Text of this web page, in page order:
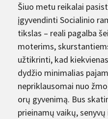
Šiuo metu reikalai
įgyvendinti Socialinio
tikslas – reali pagalba
moterims,
užtikrinti, kad
dydžio minimalias
nepriklausomai nuo
orų gyvenimą. Bus
prieinamų vaikų,